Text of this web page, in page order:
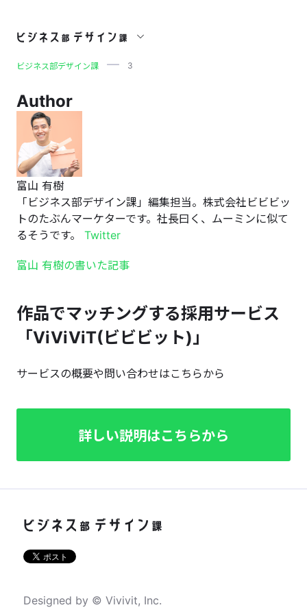
3
ビジネス部デザイン課 3
Author
富山 有樹
「ビジネス部デザイン課」編集担当。株式会社ビビビッ
トのたぶんマーケターです。社長曰く、ムーミンに似て
るそうです。 Twitter
富山 有樹の書いた記事
作品でマッチングする採用サービス
「ViViViT(ビビビット)」
サービスの概要や問い合わせはこちらから
詳しい説明はこちらから
Designed by © Vivivit, Inc.